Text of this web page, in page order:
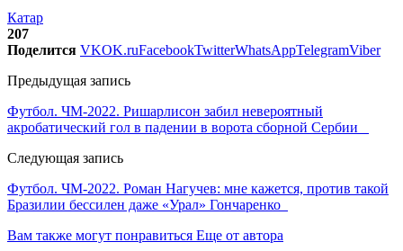
Катар
207
Поделится VKOK.ruFacebookTwitterWhatsAppTelegramViber
Предыдущая запись
Футбол. ЧМ-2022. Ришарлисон забил невероятный
акробатический гол в падении в ворота сборной Сербии
Следующая запись
Футбол. ЧМ-2022. Роман Нагучев: мне кажется, против такой
Бразилии бессилен даже «Урал» Гончаренко
Вам также могут понравиться Еще от автора